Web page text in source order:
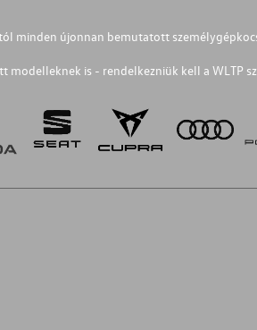
minden újonnan bemutatott
is - rendelkezniük kell a WLTP